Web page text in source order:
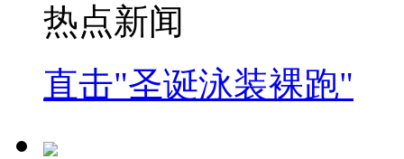
热点新闻
直击"圣诞泳装裸跑"